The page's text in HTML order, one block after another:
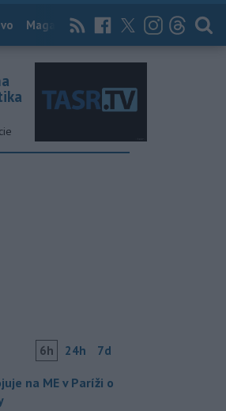
Magazín News Now Archív
6h 24h 7d
na ME v Paríži o